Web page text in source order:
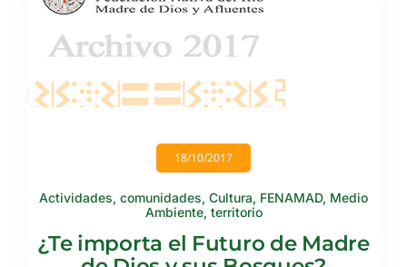
18/10/2017
Actividades, comunidades, Cultura, FENAMAD, Medio
Ambiente, territorio
¿Te importa el Futuro de Madre